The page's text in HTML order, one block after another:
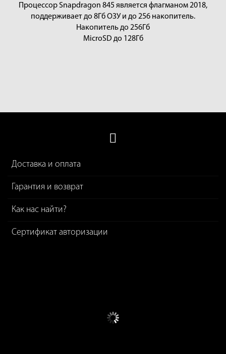
Процессор Snapdragon 845 является флагманом 2018,
поддерживает до 8Гб ОЗУ и до 256 накопитель.
Накопитель до 256Гб
MicroSD до 128Гб
Доставка и оплата
Гарантия и возврат
Как нас найти?
Сертификат авторизации